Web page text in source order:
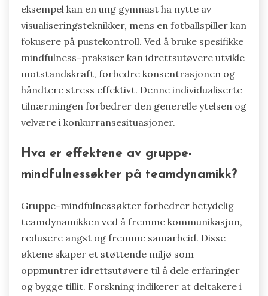
eksempel kan en ung gymnast ha nytte av
visualiseringsteknikker, mens en fotballspiller kan
fokusere på pustekontroll. Ved å bruke spesifikke
mindfulness-praksiser kan idrettsutøvere utvikle
motstandskraft, forbedre konsentrasjonen og
håndtere stress effektivt. Denne individualiserte
tilnærmingen forbedrer den generelle ytelsen og
velvære i konkurransesituasjoner.
Hva er effektene av gruppe-
mindfulnessøkter på teamdynamikk?
Gruppe-mindfulnessøkter forbedrer betydelig
teamdynamikken ved å fremme kommunikasjon,
redusere angst og fremme samarbeid. Disse
øktene skaper et støttende miljø som
oppmuntrer idrettsutøvere til å dele erfaringer
og bygge tillit. Forskning indikerer at deltakere i